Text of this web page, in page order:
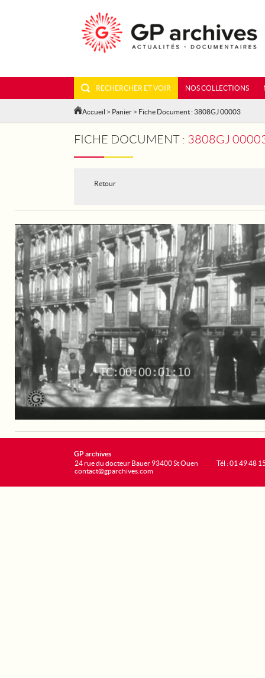
RECHERCHER ET VOIR NOS COLLECTIONS
Accueil > Panier > Fiche Document : 3808GJ 00003
FICHE DOCUMENT : 3808GJ 00003 -
Retour
GP archives
24 rue du docteur Bauer 93400 St Ouen
contact@gparchives.com
Tél : 01 49 48